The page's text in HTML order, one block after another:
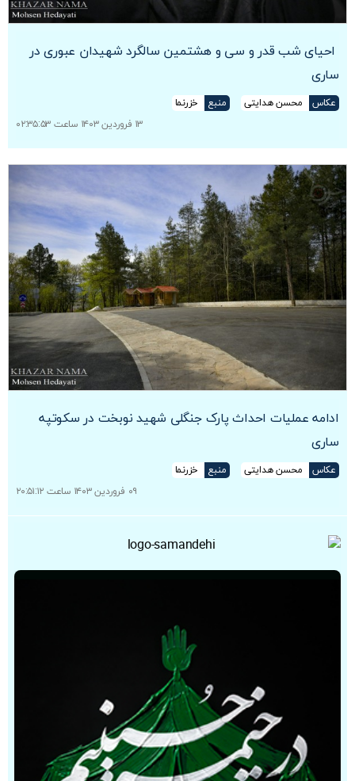
احیای شب قدر و سی و هشتمین سالگرد شهیدان عبوری در
ساری
عکاس محسن هدایتی منبع
خزرنما
۱۳ فروردین ۱۴۰۳ ساعت ۰۲:۳۵:۵۳
ادامه عملیات احداث پارک جنگلی شهید نوبخت در سکوتپه
ساری
عکاس محسن هدایتی منبع
خزرنما
۰۹ فروردین ۱۴۰۳ ساعت ۲۰:۵۱:۱۲